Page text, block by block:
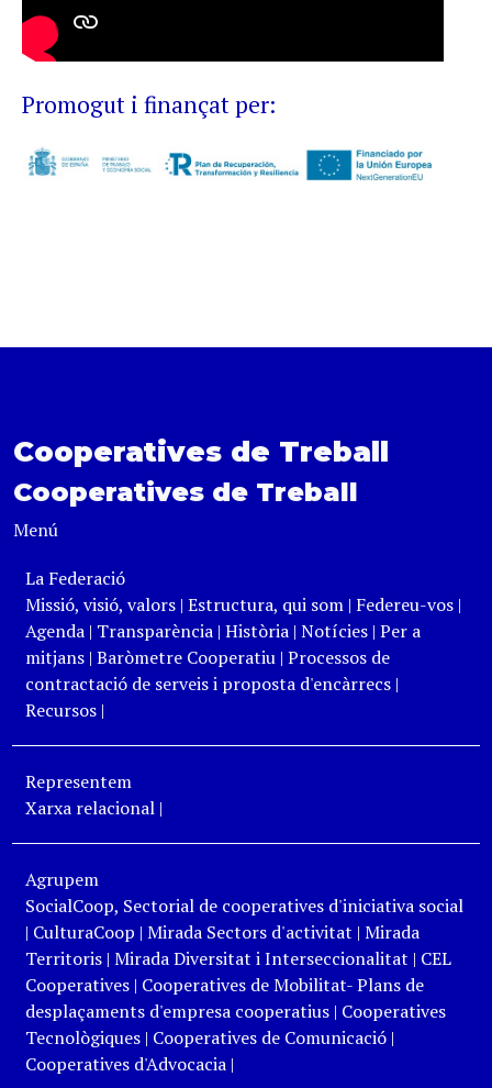
Promogut i finançat per:
Cooperatives de Treball
Cooperatives de Treball
Menú
La Federació
Missió, visió, valors| Estructura, qui som| Federeu-vos|
Agenda | Transparència| Història| Notícies | Per a
mitjans| Baròmetre Cooperatiu| Processos de
contractació de serveis i proposta d'encàrrecs|
Recursos|
Representem
Xarxa relacional|
Agrupem
SocialCoop, Sectorial de cooperatives d'iniciativa social
| CulturaCoop | Mirada Sectors d'activitat | Mirada
Territoris| Mirada Diversitat i Interseccionalitat | CEL
Cooperatives| Cooperatives de Mobilitat- Plans de
desplaçaments d'empresa cooperatius| Cooperatives
Tecnològiques| Cooperatives de Comunicació|
Cooperatives d'Advocacia|